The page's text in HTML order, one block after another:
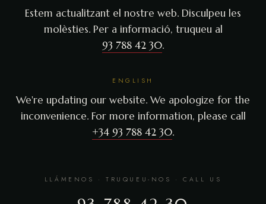
Estem actualitzant el nostre web. Disculpeu les
molèsties. Per a informació, truqueu al
93 788 42 30.
ENGLISH
We're updating our website. We apologize for the
inconvenience. For more information, please call
+34 93 788 42 30.
LLÁMENOS · TRUQUEU-NOS · CALL US